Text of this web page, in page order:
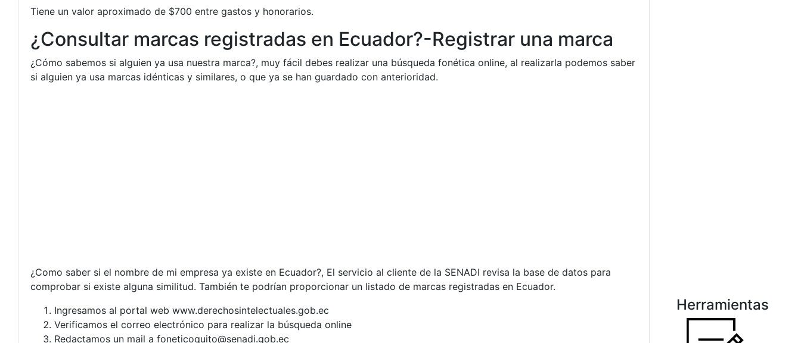
Tiene un valor aproximado de $700 entre gastos y honorarios.
¿Consultar marcas registradas en Ecuador?-Registrar una marca
¿Cómo sabemos si alguien ya usa nuestra marca?, muy fácil debes realizar una búsqueda fonética online, al realizarla podemos saber
si alguien ya usa marcas idénticas y similares, o que ya se han guardado con anterioridad.
¿Como saber si el nombre de mi empresa ya existe en Ecuador?, El servicio al cliente de la SENADI revisa la base de datos para
comprobar si existe alguna similitud. También te podrían proporcionar un listado de marcas registradas en Ecuador.
Ingresamos al portal web www.derechosintelectuales.gob.ec
Verificamos el correo electrónico para realizar la búsqueda online
Redactamos un mail a foneticoquito@senadi.gob.ec
Herramientas